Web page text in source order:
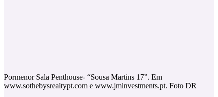
Pormenor Sala Penthouse- “Sousa Martins 17”. Em
www.sothebysrealtypt.com e www.jminvestments.pt. Foto DR